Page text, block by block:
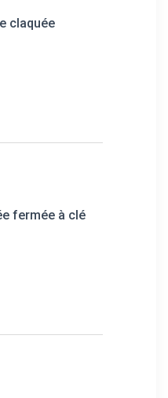
claquée
fermée à clé